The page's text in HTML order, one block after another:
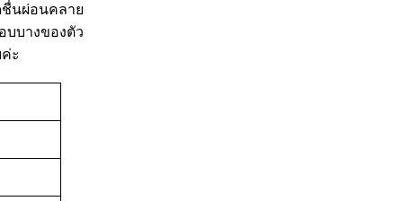
ชื่นผ่อนคลาย
บบางของตัว
ะ